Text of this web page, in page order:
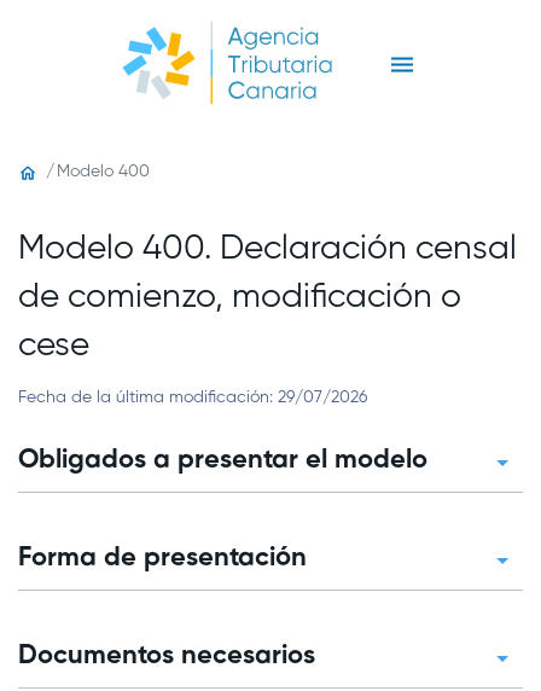
Modelo 400
Modelo 400. Declaración censal
de comienzo, modificación o
cese
Fecha de la última modificación: 29/07/2026
Obligados a presentar el modelo
Forma de presentación
Documentos necesarios